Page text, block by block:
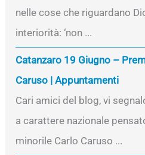
nelle cose che riguardano
interiorità: ‘non ...
Catanzaro 19 Giugno –
Caruso | Appuntamenti
Cari amici del blog, vi
a carattere nazionale
minorile Carlo Caruso ...